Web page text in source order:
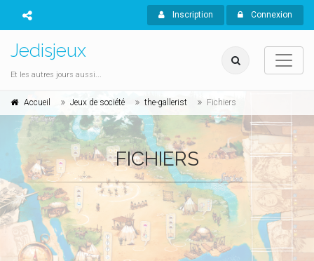
Inscription Connexion
Jedisjeux
Et les autres jours aussi...
Accueil Jeux de société the-gallerist Fichiers
FICHIERS